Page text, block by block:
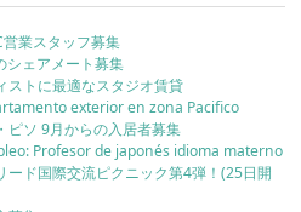
業スタッフ募集
シェアメート募集
ストに最適なスタジオ賃貸
exterior en zona Pacifico
ピソ 9月からの入居者募集
Profesor de japonés idioma materno
ード国際交流ピクニック第4弾！(25日開